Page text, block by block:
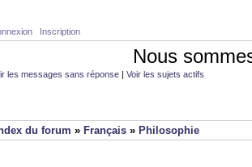
Inscription
Nous
les messages sans réponse | Voir les sujets actifs
du forum » Français » Philosophie